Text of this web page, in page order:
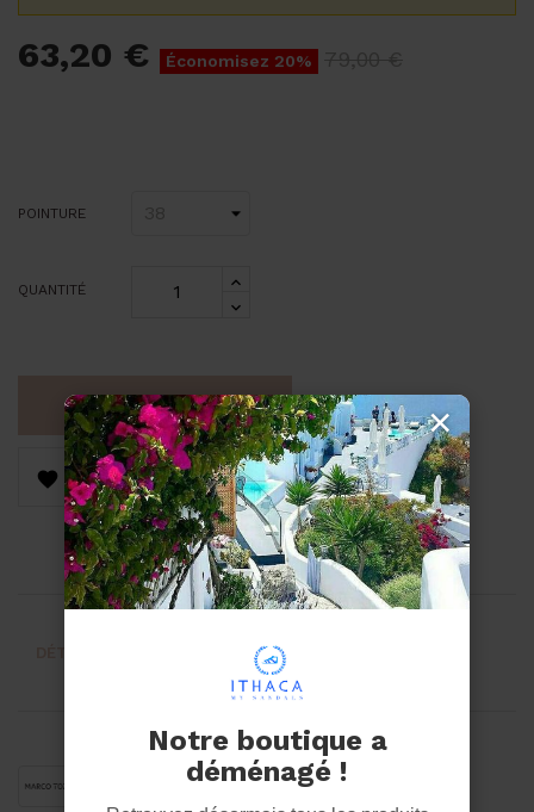
63,20 € Économisez 20%
POINTURE
QUANTITÉ
AJOUTER AU PANIER
 
AVIS
×
Notre boutique a
déménagé !